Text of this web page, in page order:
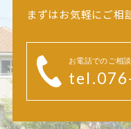
まずはお気軽にご相
お電話でのご相